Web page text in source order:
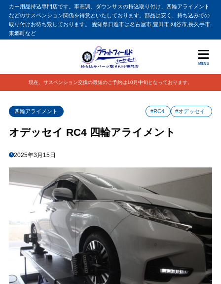
カー用品持込専門店です。車高調、ダウンサスの持込取り付け、四輪アライメント
などのサスペンション関係を得意といたしております。部品は安く、持ち込みでの
取り付けお待ち致しております。 愛知県日進市は名古屋市,豊田市,刈谷市,長久手市,
東郷町など
MENU
現在、サスペンション交換の最短のご予約は10月中旬となっております。
四輪アライメント #RC4 #オデッセイ
オデッセイ RC4 四輪アライメント
2025年3月15日